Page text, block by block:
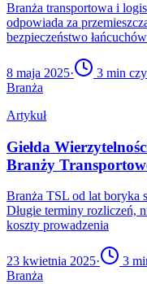
Branża transportowa i
odpowiada za
bezpieczeństwo
8 maja 2025· 3 min
Branża
Artykuł
Giełda
Branży
Branża TSL od lat boryka
Długie terminy rozliczeń,
koszty prowadzenia
23 kwietnia 2025· 3
Branża